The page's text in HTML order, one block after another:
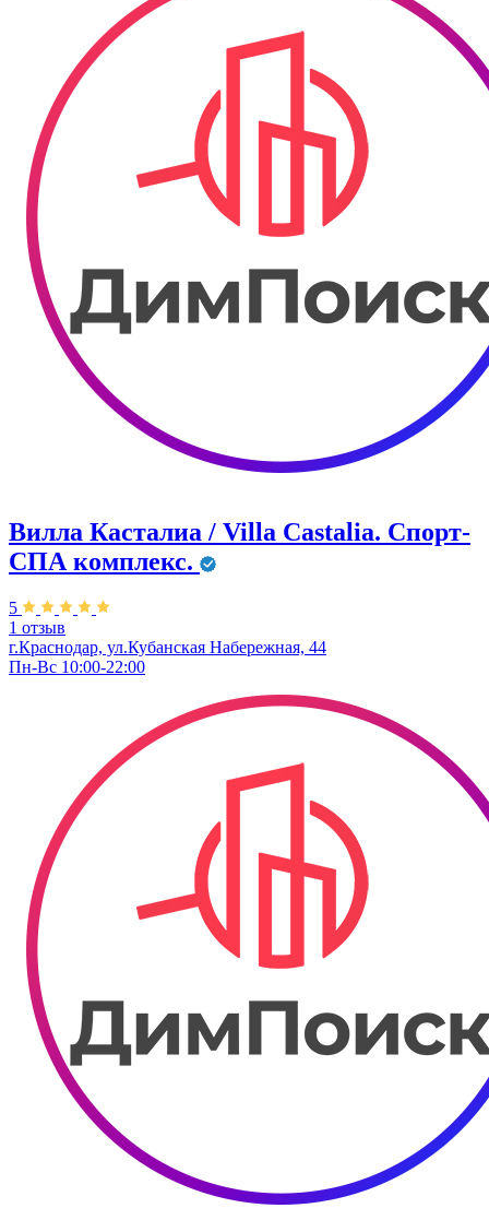
Вилла Касталиа / Villa Castаlia. Спорт-
СПА комплекс.
5
1 отзыв
г.Краснодар, ул.Кубанская Набережная, 44
Пн-Вс 10:00-22:00